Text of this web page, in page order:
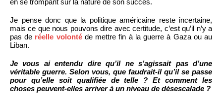
en se trompant sur la nature de son succès.
Je pense donc que la politique américaine reste incertaine,
mais ce que nous pouvons dire avec certitude, c’est qu’il n’y a
pas de réelle volontéde mettre fin à la guerre à Gaza ou au
Liban.
Je vous ai entendu dire qu’il ne s’agissait pas d’une
véritable guerre. Selon vous, que faudrait-il qu’il se passe
pour qu’elle soit qualifiée de telle ? Et comment les
choses peuvent-elles arriver à un niveau de désescalade ?